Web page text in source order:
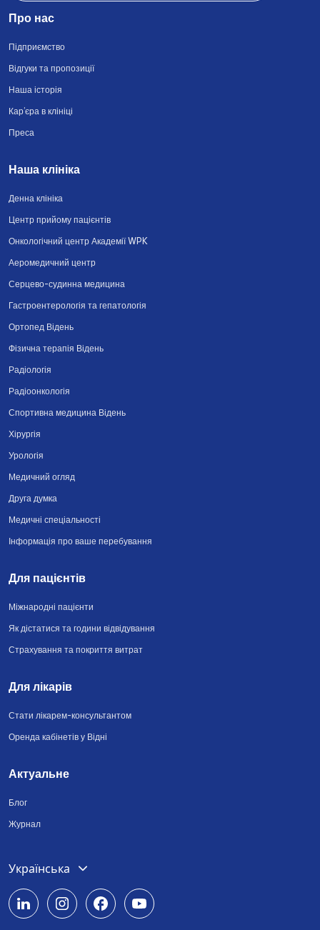
Про нас
Підприємство
Відгуки та пропозиції
Наша історія
Кар’єра в клініці
Преса
Наша клініка
Денна клініка
Центр прийому пацієнтів
Онкологічний центр Академії WPK
Аеромедичний центр
Серцево-судинна медицина
Гастроентерологія та гепатологія
Ортопед Відень
Фізична терапія Відень
Радіологія
Радіоонкологія
Спортивна медицина Відень
Хірургія
Урологія
Медичний огляд
Друга думка
Медичні спеціальності
Інформація про ваше перебування
Для пацієнтів
Міжнародні пацієнти
Як дістатися та години відвідування
Страхування та покриття витрат
Для лікарів
Стати лікарем-консультантом
Оренда кабінетів у Відні
Актуальне
Блог
Журнал
Українська
Deutsch
English